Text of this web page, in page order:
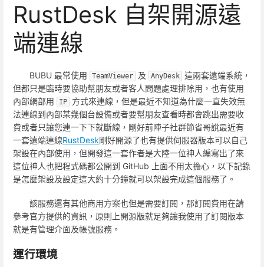
RustDesk 自架開源遠
端連線
BUBU 最常使用 TeamViewer 及 AnyDesk 這兩套遠端系統，
但都只是臨時要協助幫朋友或者客人問題處理排除用，也有使用
內部網部用
IP
方式來連線，但是最近不知道為什麼一直失效無
法連線到內部某幾個台設備或者要幫朋友查看時都會跳出需要收
費或者只讓您連一下下就斷線，剛好前陣子社群節省哥說最近有
一套遠端連線RustDesk剛好開源了也有提供伺服器版本可以自己
架設在內部使用，但開發這一套作者是大陸一位神人編寫出了來
這位神人也把程式碼都公開到 GitHub 上面不用太擔心，以下記錄
是怎麼架設及設定這大約十分鐘就可以架設完成這個服務了。
該服務還有其他商用方案也但是需要訂閱，那訂閱費用在請
參考官方提供的資訊，原則上開源版就足夠讓我使用了訂閱版本
就是有管理介面及帳號服務。
運行環境